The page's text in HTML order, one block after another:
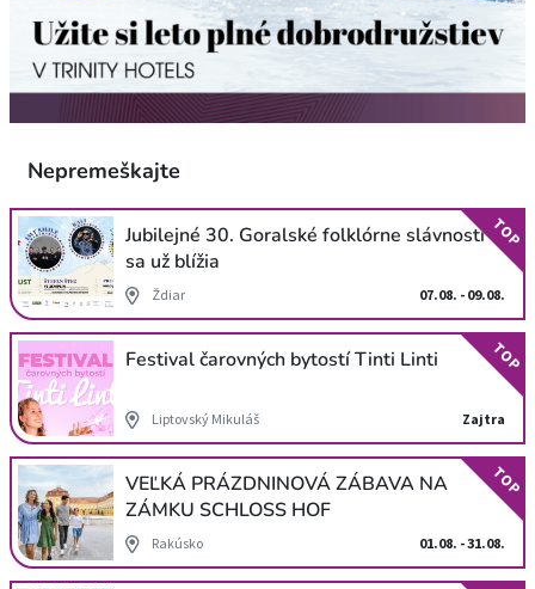
Nepremeškajte
Jubilejné 30. Goralské folklórne slávnosti
sa už blížia
Ždiar 07.08. - 09.08.
TOP
Festival čarovných bytostí Tinti Linti
Liptovský Mikuláš Zajtra
TOP
VEĽKÁ PRÁZDNINOVÁ ZÁBAVA NA
ZÁMKU SCHLOSS HOF
Rakúsko 01.08. - 31.08.
TOP